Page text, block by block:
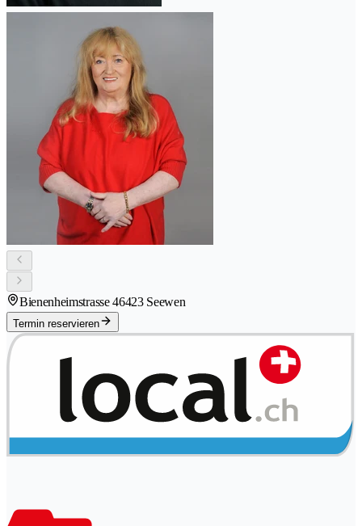
Bienenheimstrasse 46423 Seewen
Termin reservieren